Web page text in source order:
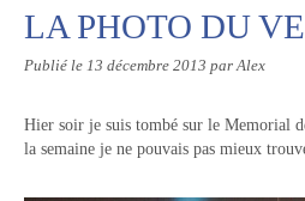
LA PHOTO DU
Publié le 13 décembre 2013 par Alex
Hier soir je suis tombé sur le Memorial
la semaine je ne pouvais pas mieux